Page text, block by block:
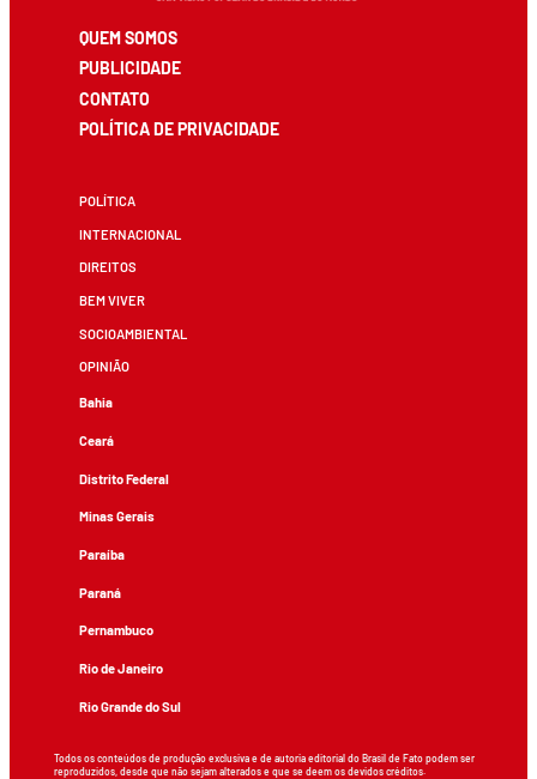
QUEM SOMOS
PUBLICIDADE
CONTATO
POLÍTICA DE PRIVACIDADE
POLÍTICA
INTERNACIONAL
DIREITOS
BEM VIVER
SOCIOAMBIENTAL
OPINIÃO
Bahia
Ceará
Distrito Federal
Minas Gerais
Paraíba
Paraná
Pernambuco
Rio de Janeiro
Rio Grande do Sul
Todos os conteúdos de produção exclusiva e de autoria editorial do Brasil de Fato podem ser
reproduzidos, desde que não sejam alterados e que se deem os devidos créditos.